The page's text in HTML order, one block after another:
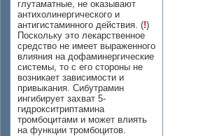
глутаматные, не оказывают
антихолинергического и
антигистаминного действия. (!)
Поскольку это лекарственное
средство не имеет выраженного
влияния на дофаминергические
системы, то с его стороны не
возникает зависимости и
привыкания. Сибутрамин
ингибирует захват 5-
гидрокситриптамина
тромбоцитами и может влиять
на функции тромбоцитов.